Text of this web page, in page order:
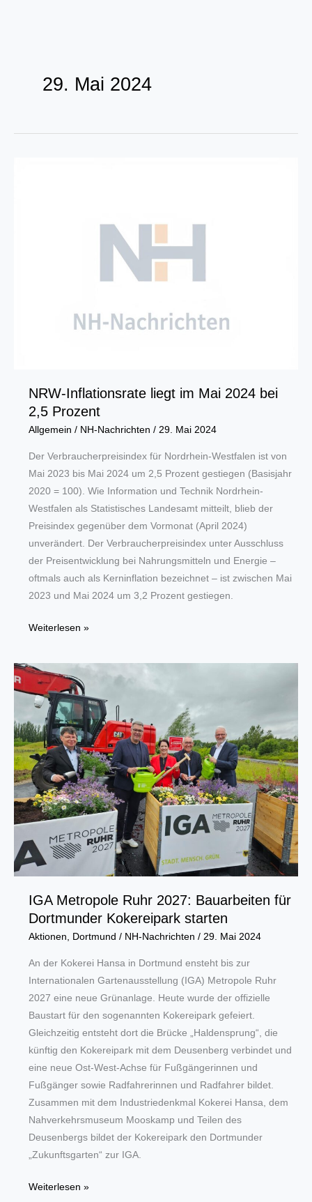
29. Mai 2024
NRW-Inflationsrate liegt im Mai 2024 bei
2,5 Prozent
Allgemein / NH-Nachrichten / 29. Mai 2024
Der Verbraucherpreisindex für Nordrhein-Westfalen ist von
Mai 2023 bis Mai 2024 um 2,5 Prozent gestiegen (Basisjahr
2020 = 100). Wie Information und Technik Nordrhein-
Westfalen als Statistisches Landesamt mitteilt, blieb der
Preisindex gegenüber dem Vormonat (April 2024)
unverändert. Der Verbraucherpreisindex unter Ausschluss
der Preisentwicklung bei Nahrungsmitteln und Energie –
oftmals auch als Kerninflation bezeichnet – ist zwischen Mai
2023 und Mai 2024 um 3,2 Prozent gestiegen.
NRW-
liegt
im
Mai
2024
bei
2,5
Prozent
Weiterlesen »
IGA Metropole Ruhr 2027: Bauarbeiten für
Dortmunder Kokereipark starten
Aktionen Dortmund / NH-Nachrichten / 29. Mai 2024
An der Kokerei Hansa in Dortmund ensteht bis zur
Internationalen Gartenausstellung (IGA) Metropole Ruhr
2027 eine neue Grünanlage. Heute wurde der offizielle
Baustart für den sogenannten Kokereipark gefeiert.
Gleichzeitig entsteht dort die Brücke „Haldensprung“, die
künftig den Kokereipark mit dem Deusenberg verbindet und
eine neue Ost-West-Achse für Fußgängerinnen und
Fußgänger sowie Radfahrerinnen und Radfahrer bildet.
Zusammen mit dem Industriedenkmal Kokerei Hansa, dem
Nahverkehrsmuseum Mooskamp und Teilen des
Deusenbergs bildet der Kokereipark den Dortmunder
„Zukunftsgarten“ zur IGA.
IGA
Weiterlesen »